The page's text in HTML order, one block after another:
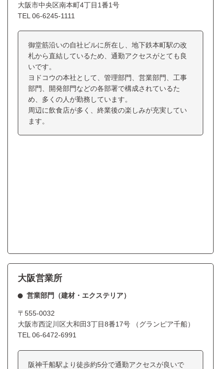
大阪市中央区南本町4丁目1番1号
TEL 06-6245-1111
御堂筋沿いの自社ビルに所在し、地下鉄本町駅の改
札から直結しているため、通勤アクセスがとても良
いです。
ヨドコウの本社として、管理部門、営業部門、工事
部門、開発部門などの各部署で構成されているた
め、多くの人が勤務しています。
周辺に飲食店が多く、終業後の楽しみが充実してい
ます。
大阪営業所
営業部門（建材・エクステリア）
〒555-0032
大阪市西淀川区大和田3丁目8番17号 （グランピア千船）
TEL06-6472-6991
阪神千船駅より徒歩約5分で通勤アクセスが良いで